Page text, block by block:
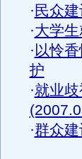
·民众
·大学
· 以怜
护
·就业
·群众